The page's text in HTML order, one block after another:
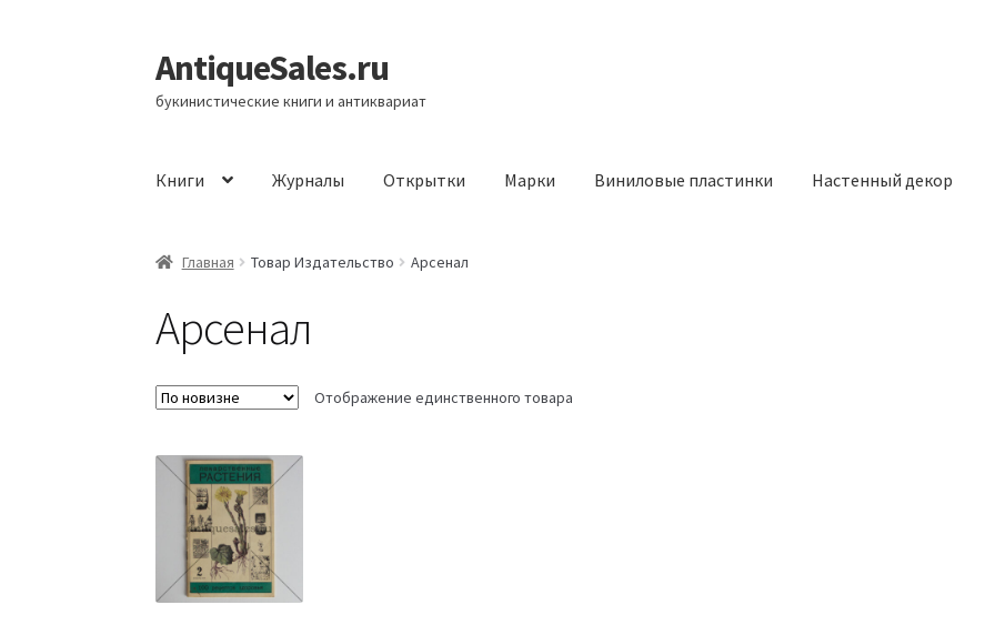
Перейти
к
навигации
Перейти
к
содержимому
AntiqueSales.ru
букинистические книги и антиквариат
Книги Журналы Открытки Марки Виниловые пластинки Настенный декор
ГлавнаяГлавная Товар Издательство Арсенал
Арсенал
Отображение единственного товара